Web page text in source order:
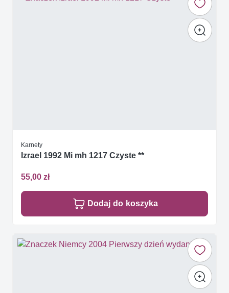
Karnety
Izrael 1992 Mi mh 1217 Czyste **
55,00 zł
Dodaj do koszyka